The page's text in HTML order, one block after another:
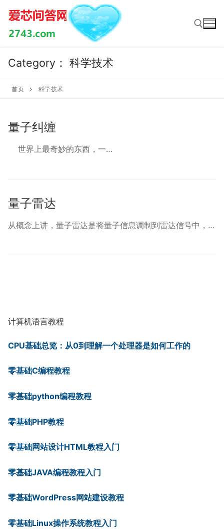
Skip
content
Search for:
Category： 科学技术
首页 科学技术
量子纠缠
世界上最奇妙的东西，一…
量子雷达
从概念上讲，量子雷达是将量子信息调制到雷达信号中，…
计算机语言教程
CPU基础总览：从0到理解一个处理器是如何工作的
零基础C编程教程
零基础python编程教程
零基础PHP教程
零基础网站设计HTML教程入门
零基础JAVA编程教程入门
零基础WordPress网站建设教程
零基础Linux操作系统教程入门